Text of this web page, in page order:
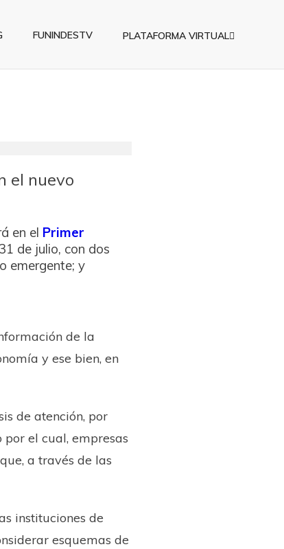
FUNINDESTV PLATAFORMA VIRTUAL
el nuevo
en el Primer
de julio, con dos
emergente; y
de la
y ese bien, en
de atención, por
el cual, empresas
a través de las
instituciones de
esquemas de